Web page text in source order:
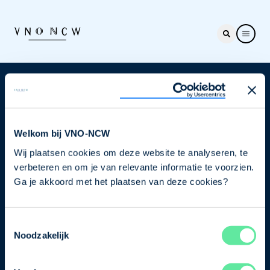
Welkom bij VNO-NCW
Wij plaatsen cookies om deze website te analyseren, te
verbeteren en om je van relevante informatie te voorzien.
Ga je akkoord met het plaatsen van deze cookies?
Noodzakelijk
Nieuwsbrief
je nu in voor de VNO-NCW nieuwsbrief.
Schrijf je in
Direct naar
Ons verhaal